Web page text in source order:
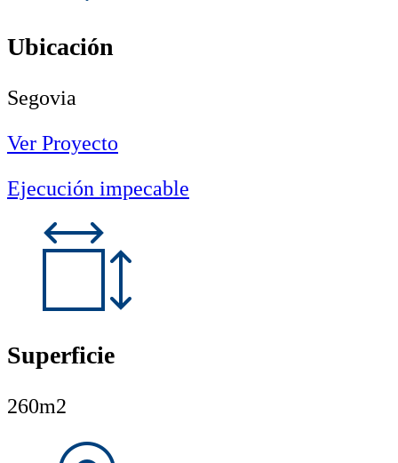
Ubicación
Segovia
Ver Proyecto
Ejecución impecable
Superficie
260m2